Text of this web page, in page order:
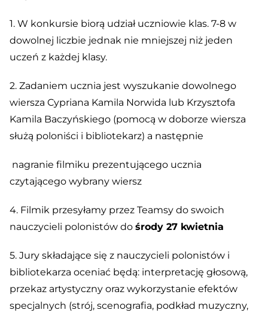
1. W konkursie biorą udział uczniowie klas. 7-8 w
dowolnej liczbie jednak nie mniejszej niż jeden
uczeń z każdej klasy.
2. Zadaniem ucznia jest wyszukanie dowolnego
wiersza Cypriana Kamila Norwida lub Krzysztofa
Kamila Baczyńskiego (pomocą w doborze wiersza
służą poloniści i bibliotekarz) a następnie
nagranie filmiku prezentującego ucznia
czytającego wybrany wiersz
4. Filmik przesyłamy przez Teamsy do swoich
nauczycieli polonistów do środy 27 kwietnia
5. Jury składające się z nauczycieli polonistów i
bibliotekarza oceniać będą: interpretację głosową,
przekaz artystyczny oraz wykorzystanie efektów
specjalnych (strój, scenografia, podkład muzyczny,